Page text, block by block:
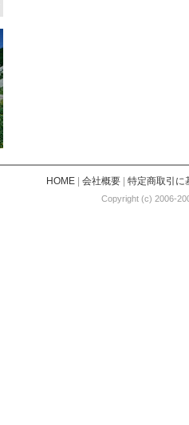
HOME| 会社概要| 特定商取引に
Copyright (c) 2006-